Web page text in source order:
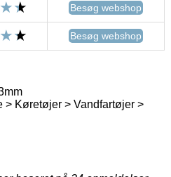
Besøg webshop
Besøg webshop
> Køretøjer > Vandfartøjer >